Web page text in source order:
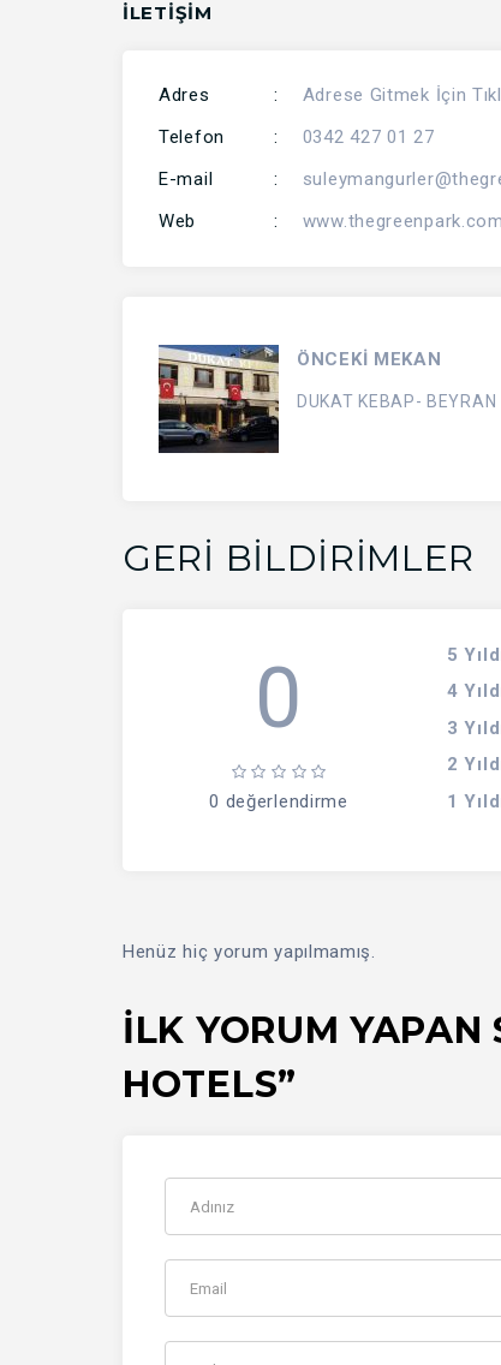
İLETİŞİM
Adres :
Adrese Gitmek İçin
Telefon
:
0342 427 01 27
E-mail
:
Web
: www.thegreenpark.com
ÖNCEKİ MEKAN
DUKAT KEBAP- BEYRAN
GERI BILDIRIMLER
0
0 değerlendirme
5
4
3
2
1
Henüz hiç yorum yapılmamış.
İLK YORUM YAPAN
HOTELS”